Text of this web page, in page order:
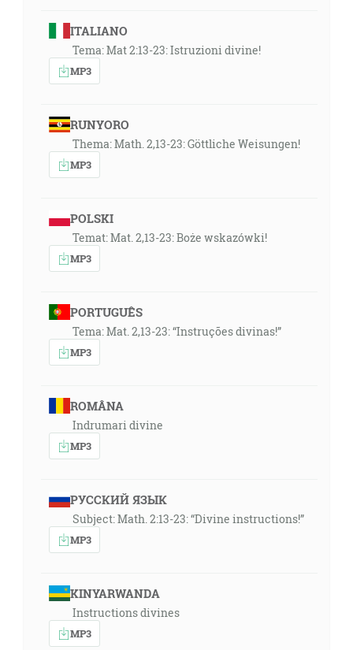
ITALIANO
Tema: Mat 2:13-23: Istruzioni divine!
MP3
RUNYORO
Thema: Math. 2,13-23: Göttliche Weisungen!
MP3
POLSKI
Temat: Mat. 2,13-23: Boże wskazówki!
MP3
PORTUGUÊS
Tema: Mat. 2,13-23: “Instruções divinas!”
MP3
ROMÂNA
Indrumari divine
MP3
РУССКИЙ ЯЗЫК
Subject: Math. 2:13-23: “Divine instructions!”
MP3
KINYARWANDA
Instructions divines
MP3